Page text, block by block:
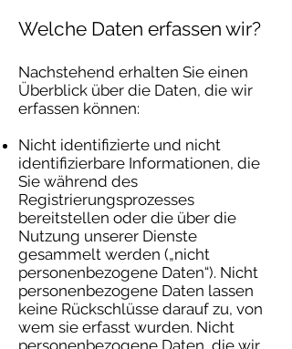
Welche Daten erfassen wir?
Nachstehend erhalten Sie einen
Überblick über die Daten, die wir
erfassen können:
Nicht identifizierte und nicht
identifizierbare Informationen, die
Sie während des
Registrierungsprozesses
bereitstellen oder die über die
Nutzung unserer Dienste
gesammelt werden („nicht
personenbezogene Daten“). Nicht
personenbezogene Daten lassen
keine Rückschlüsse darauf zu, von
wem sie erfasst wurden. Nicht
personenbezogene Daten, die wir